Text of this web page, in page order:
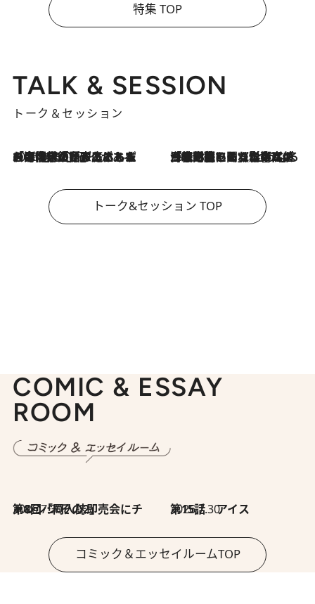
特集 TOP
TALK & SESSION
トーク＆セッション
2026.8.3
「今後値上げがあるとすれば…」「リスクがあるのは今年の冬」エネルギー専門家が語る、ホルムズ海峡封鎖が家庭にもたらす“ある心配” 2026.8.3
「住宅建てられない…」「サーチャージ料の高値が続いている」ホルムズ海峡封鎖による影響はいつまで続く？《エネルギー専門家に聞く“どうなる日本の暮らし”》
トーク&セッション TOP
COMIC & ESSAY
ROOM
2026.7.30
第8回「同人誌即売会にチャレンジ その2」 2026.7.30
第15話 アイス
コミック＆エッセイルームTOP